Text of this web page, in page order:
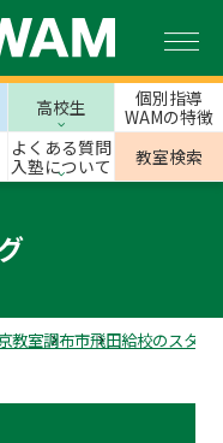
高校生
個別指導
WAMの特徴
よくある質問
入塾について
教室検索
教室調布市飛田給校のスタッ